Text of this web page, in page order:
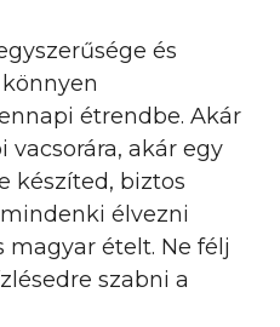
és
étrendbe. Akár
vacsorára, akár egy
készíted, biztos
élvezni
magyar ételt. Ne félj
szabni a